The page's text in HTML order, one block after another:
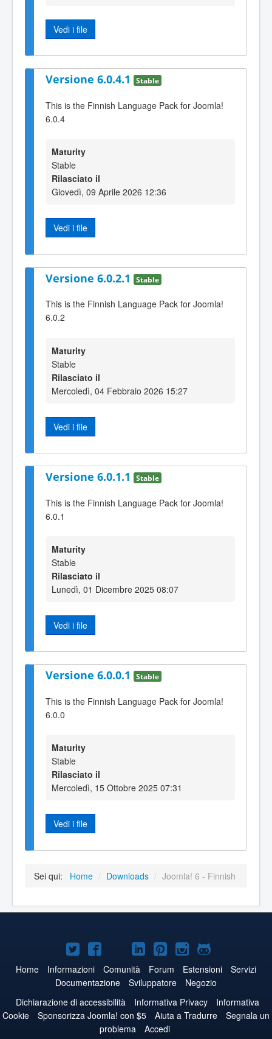
Vedi i file
Versione 6.0.4.1 Stable
This is the Finnish Language Pack for Joomla!
6.0.4
Maturity
Stable
Rilasciato il
Giovedì, 09 Aprile 2026 12:36
Vedi i file
Versione 6.0.2.1 Stable
This is the Finnish Language Pack for Joomla!
6.0.2
Maturity
Stable
Rilasciato il
Mercoledì, 04 Febbraio 2026 15:27
Vedi i file
Versione 6.0.1.1 Stable
This is the Finnish Language Pack for Joomla!
6.0.1
Maturity
Stable
Rilasciato il
Lunedì, 01 Dicembre 2025 08:07
Vedi i file
Versione 6.0.0.1 Stable
This is the Finnish Language Pack for Joomla!
6.0.0
Maturity
Stable
Rilasciato il
Mercoledì, 15 Ottobre 2025 07:31
Vedi i file
Sei qui: Home / Downloads / Joomla! 6 - Finnish
Joomla!
su
Twitter
Joomla!
su
Facebook
Joomla!
su
YouTube
Joomla!
su
LinkedIn
Joomla!
su
Pinterest
Joomla!
su
Instagram
Joomla!
su
GitHub
Home Informazioni Comunità Forum Estensioni
Servizi
Documentazione
Sviluppatore
Negozio
Dichiarazione di accessibilità
Informativa Privacy
Informativa
Cookie
Sponsorizza Joomla! con $5 Aiuta a Tradurre
Segnala un
problema
Accedi